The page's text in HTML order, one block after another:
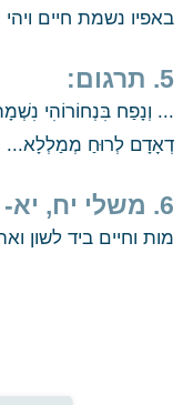
באפיו נשמת חיים
5. תרגום:
דְאָדָם לְרוּחַ מְמַלְלָא...
6. משלי יח, יא-
מות וחיים ביד לשון